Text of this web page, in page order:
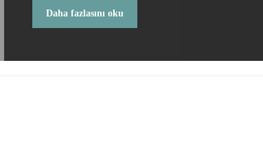
Daha fazlasını oku